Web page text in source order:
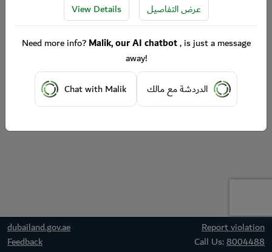
dubailand.gov.ae
Report violation
Feedback
Call Us:8004488
View Details
عرض التفاصيل
Need more info?Malik, our AI chatbot, is just a message
away!
Chat with Malik
الدردشة مع مالك